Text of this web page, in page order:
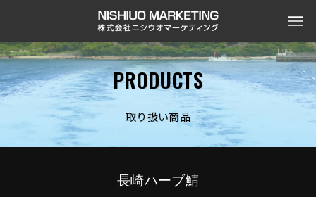
PRODUCTS
取り扱い商品
長崎ハーブ鯖